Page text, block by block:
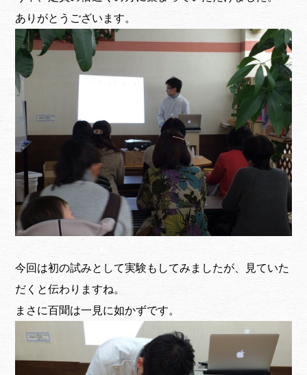
ありがとうございます。
今回は初の試みとして実験もしてみましたが、見ていた
だくと伝わりますね。
まさに百聞は一見に如かずです。